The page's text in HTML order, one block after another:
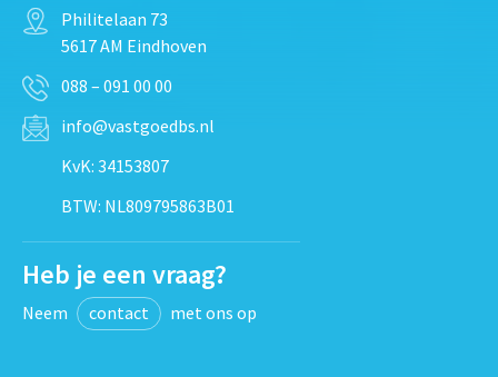
Philitelaan 73
5617 AM Eindhoven
088 – 091 00 00
info@vastgoedbs.nl
KvK: 34153807
BTW: NL809795863B01
Heb je een vraag?
Neem contact met ons op